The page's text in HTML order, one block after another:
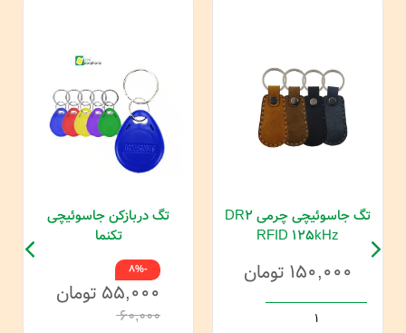
تگ جاسوئیچی چرمی DR2
RFID 125kHz
۱۵۰,۰۰۰ تومان
تگ دربازکن جاسوئیچی
تکنما
۶۰,۰۰۰
۵۵,۰۰۰ تومان
-8%